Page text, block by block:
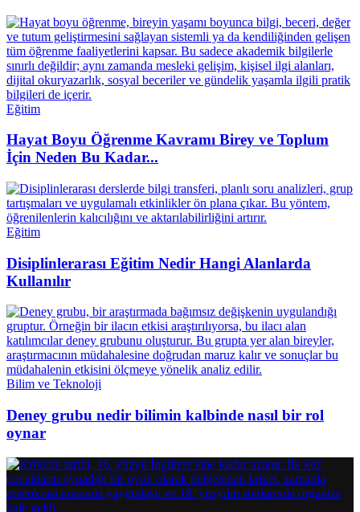
Eğitim
Hayat Boyu Öğrenme Kavramı Birey ve Toplum
İçin Neden Bu Kadar...
Eğitim
Disiplinlerarası Eğitim Nedir Hangi Alanlarda
Kullanılır
Bilim ve Teknoloji
Deney grubu nedir bilimin kalbinde nasıl bir rol
oynar